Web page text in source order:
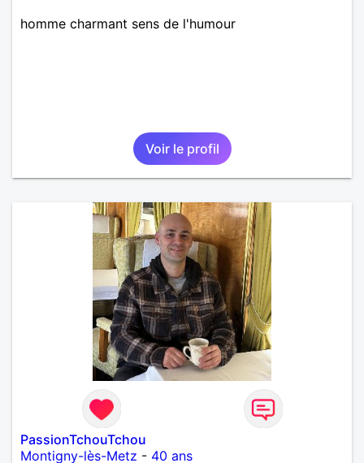
homme charmant sens de l'humour
Voir le profil
PassionTchouTchou
Montigny-lès-Metz - 40 ans